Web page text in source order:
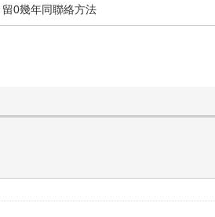
0幾年同聯絡方法